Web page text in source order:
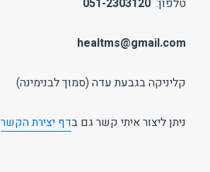
טלפון:051-2303120
healtms@gmail.com
קליניקה בגבעת עדה (סמוך לבנימינה)
ניתן ליצור איתי קשר גם בדף יצירת הקשר